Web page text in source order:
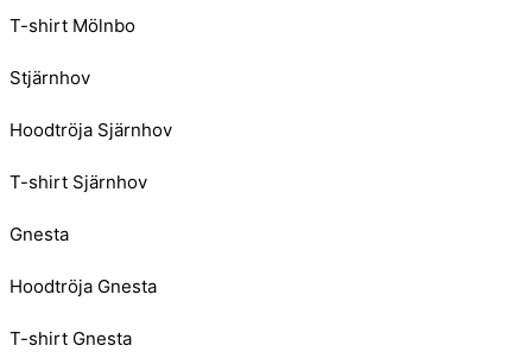
T-shirt Mölnbo
Stjärnhov
Hoodtröja Sjärnhov
T-shirt Sjärnhov
Gnesta
Hoodtröja Gnesta
T-shirt Gnesta